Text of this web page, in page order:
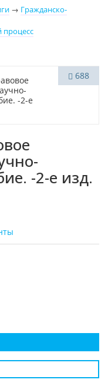
→ Гражданско-
688
-2-е изд.